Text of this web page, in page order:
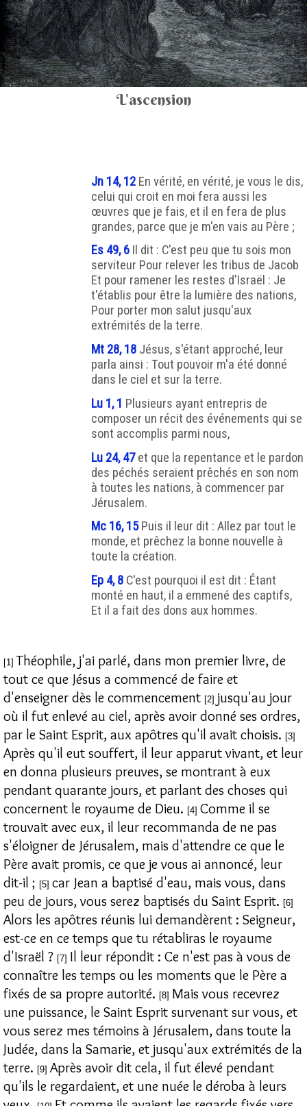
L'ascension
Jn 14, 12 En vérité, en vérité, je vous le dis,
celui qui croit en moi fera aussi les
œuvres que je fais, et il en fera de plus
grandes, parce que je m'en vais au Père ;
Es 49, 6 Il dit : C'est peu que tu sois mon
serviteur Pour relever les tribus de Jacob
Et pour ramener les restes d'Israël : Je
t'établis pour être la lumière des nations,
Pour porter mon salut jusqu'aux
extrémités de la terre.
Mt 28, 18 Jésus, s'étant approché, leur
parla ainsi : Tout pouvoir m'a été donné
dans le ciel et sur la terre.
Lu 1, 1 Plusieurs ayant entrepris de
composer un récit des événements qui se
sont accomplis parmi nous,
Lu 24, 47et que la repentance et le pardon
des péchés seraient prêchés en son nom
à toutes les nations, à commencer par
Jérusalem.
Mc 16, 15Puis il leur dit : Allez par tout le
monde, et prêchez la bonne nouvelle à
toute la création.
Ep 4, 8 C'est pourquoi il est dit : Étant
monté en haut, il a emmené des captifs,
Et il a fait des dons aux hommes.
[1] Théophile, j'ai parlé, dans mon premier livre, de
tout ce que Jésus a commencé de faire et
d'enseigner dès le commencement [2] jusqu'au jour
où il fut enlevé au ciel, après avoir donné ses ordres,
par le Saint Esprit, aux apôtres qu'il avait choisis. [3]
Après qu'il eut souffert, il leur apparut vivant, et leur
en donna plusieurs preuves, se montrant à eux
pendant quarante jours, et parlant des choses qui
concernent le royaume de Dieu. [4] Comme il se
trouvait avec eux, il leur recommanda de ne pas
s'éloigner de Jérusalem, mais d'attendre ce que le
Père avait promis, ce que je vous ai annoncé, leur
dit-il ; [5] car Jean a baptisé d'eau, mais vous, dans
peu de jours, vous serez baptisés du Saint Esprit. [6]
Alors les apôtres réunis lui demandèrent : Seigneur,
est-ce en ce temps que tu rétabliras le royaume
d'Israël ? [7] Il leur répondit : Ce n'est pas à vous de
connaître les temps ou les moments que le Père a
fixés de sa propre autorité. [8] Mais vous recevrez
une puissance, le Saint Esprit survenant sur vous, et
vous serez mes témoins à Jérusalem, dans toute la
Judée, dans la Samarie, et jusqu'aux extrémités de la
terre. [9] Après avoir dit cela, il fut élevé pendant
qu'ils le regardaient, et une nuée le déroba à leurs